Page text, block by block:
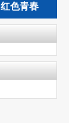
红色青春